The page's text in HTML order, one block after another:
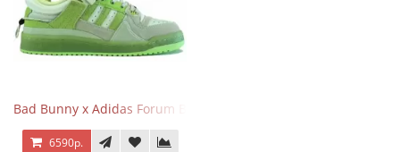
Bad Bunny x Adidas Forum Buckle Low Fluorescent Green
6590р.